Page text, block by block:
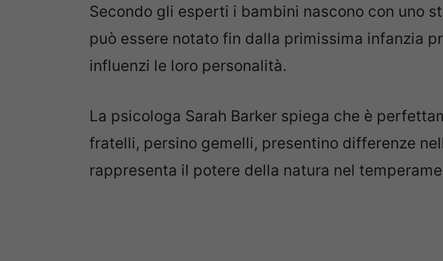
Secondo gli esperti i bambini nascono con uno
può essere notato fin dalla primissima infanzia
influenzi le loro personalità.
La psicologa Sarah Barker spiega che è
fratelli, persino gemelli, presentino differenze
rappresenta il potere della natura nel